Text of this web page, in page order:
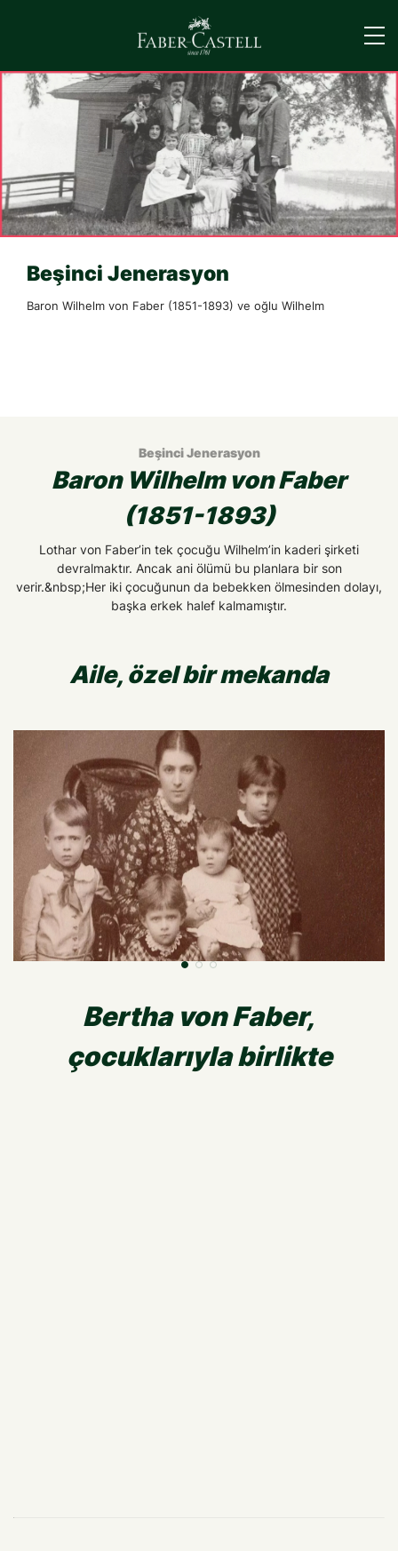
Beşinci Jenerasyon
Baron Wilhelm von Faber (1851-1893) ve oğlu Wilhelm
Beşinci Jenerasyon
Baron Wilhelm von Faber
(1851-1893)
Lothar von Faber’in tek çocuğu Wilhelm’in kaderi şirketi
devralmaktır. Ancak ani ölümü bu planlara bir son
verir.&nbsp;Her iki çocuğunun da bebekken ölmesinden dolayı,
başka erkek halef kalmamıştır.
Aile, özel bir mekanda
Bertha von Faber,
çocuklarıyla birlikte